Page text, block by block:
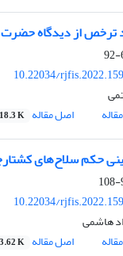
از دیدگاه حضرت
10.22034/
اصل مقاله K
حکم سلاح‌های
10.22034/
هاشمی
اصل مقاله K